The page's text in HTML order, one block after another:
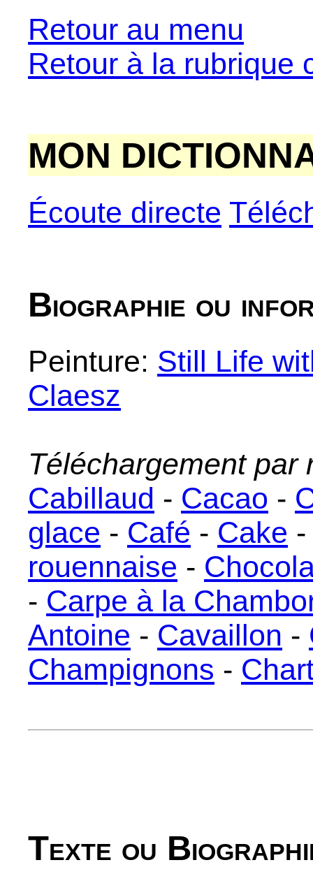
Retour au menu
Retour à la rubrique
MON
Écoute directe
Biographie ou
Peinture: Still Life
Claesz
Téléchargement par
Cabillaud - Cacao -
glace - Café - Cake
rouennaise -
- Carpe à la
Antoine - Cavaillon -
Champignons -
Texte ou